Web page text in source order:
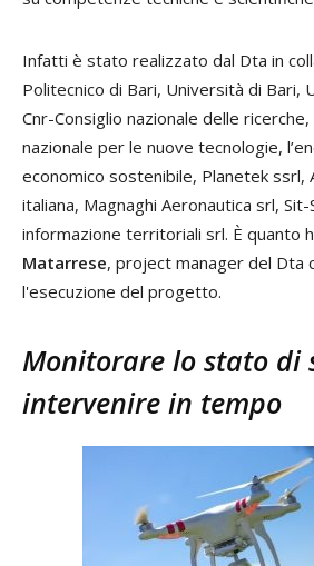
Infatti è stato realizzato dal Dta in
Politecnico di Bari, Università di Bari,
Cnr-Consiglio nazionale delle
nazionale per le nuove tecnologie,
economico sostenibile, Planetek ssrl,
italiana, Magnaghi Aeronautica srl, Sit-
informazione territoriali srl. È quanto
Matarrese, project manager del Dta
l'esecuzione del progetto.
Monitorare lo stato di
intervenire in tempo